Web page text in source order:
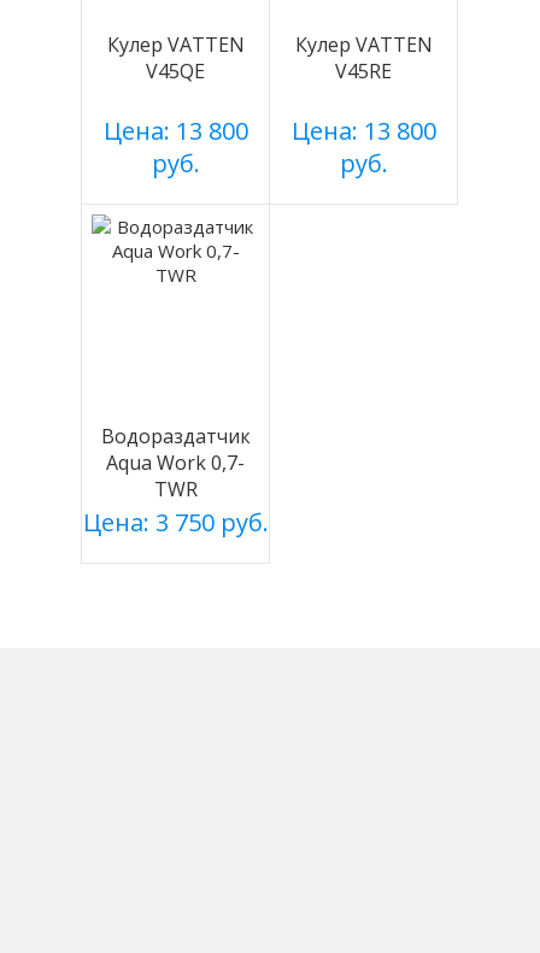
Кулер VATTEN
V45QE
Цена: 13 800
руб.
Кулер VATTEN
V45RE
Цена: 13 800
руб.
Водораздатчик
Aqua Work 0,7-
TWR
Цена: 3 750 руб.